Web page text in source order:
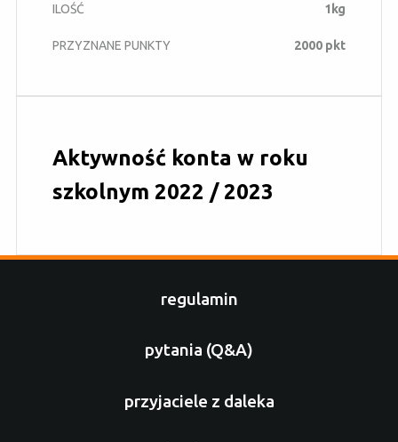
1kg
2000 pkt
Aktywność konta w roku
szkolnym 2022 / 2023
regulamin
pytania (Q&A)
przyjaciele z daleka